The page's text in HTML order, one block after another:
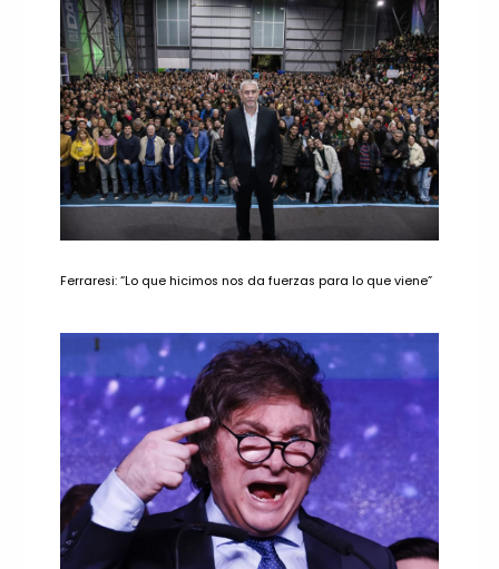
Ferraresi: “Lo que hicimos nos da fuerzas para lo que viene”